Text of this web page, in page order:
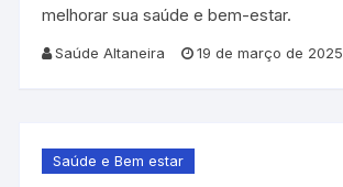
melhorar sua saúde e bem-estar.
Saúde Altaneira 19 de março de 2025
Saúde e Bem estar